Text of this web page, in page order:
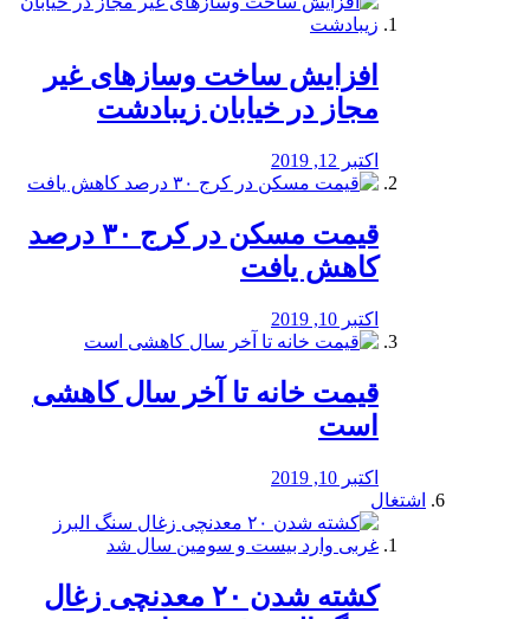
افزایش ساخت وسازهای غیر
مجاز در خیابان زیبادشت
اکتبر 12, 2019
️قیمت مسکن در کرج ۳۰ درصد
کاهش یافت
اکتبر 10, 2019
قیمت خانه تا آخر سال کاهشی
است
اکتبر 10, 2019
اشتغال
کشته شدن ۲۰ معدنچی زغال